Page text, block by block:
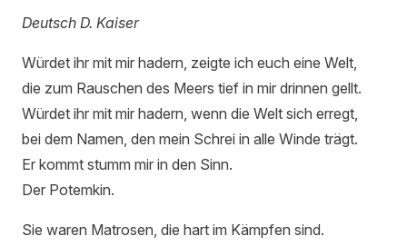
Deutsch D. Kaiser
Würdet ihr mit mir hadern, zeigte ich euch eine Welt,
die zum Rauschen des Meers tief in mir drinnen gellt.
Würdet ihr mit mir hadern, wenn die Welt sich erregt,
bei dem Namen, den mein Schrei in alle Winde trägt.
Er kommt stumm mir in den Sinn.
Der Potemkin.
Sie waren Matrosen, die hart im Kämpfen sind.